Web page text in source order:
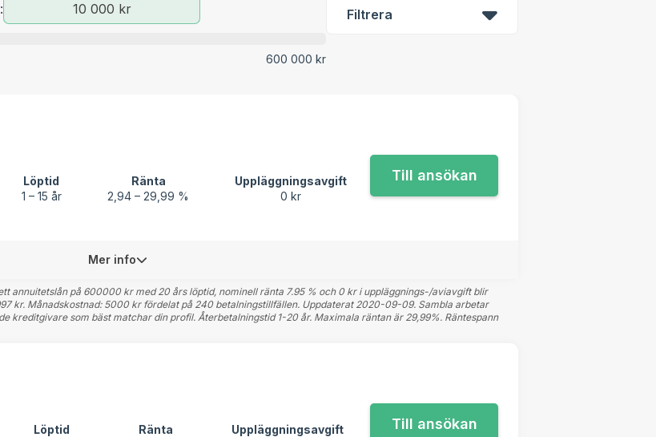
600 000 kr
Filtrera
Löptid
1 – 15 år
Ränta
2,94 – 29,99 %
Uppläggningsavgift
0 kr
Mer info
annuitetslån på 600000 kr med 20 års löptid, nominell ränta 7.95 % och 0 kr i uppläggnings-/aviavgift blir
kr. Månadskostnad: 5000 kr fördelat på 240 betalningstillfällen. Uppdaterat 2020-09-09. Sambla arbetar
kreditgivare som bäst matchar din profil. Återbetalningstid 1-20 år. Maximala räntan är 29,99%. Räntespann
Löptid
Ränta
Uppläggningsavgift